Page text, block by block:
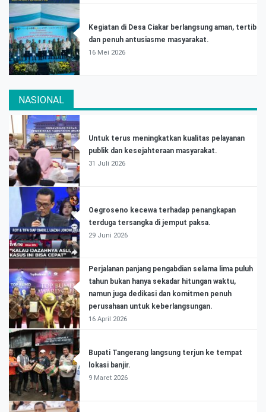
Kegiatan di Desa Ciakar berlangsung aman, tertib
dan penuh antusiasme masyarakat.
16 Mei 2026
NASIONAL
Untuk terus meningkatkan kualitas pelayanan
publik dan kesejahteraan masyarakat.
31 Juli 2026
Oegroseno kecewa terhadap penangkapan
terduga tersangka di jemput paksa.
29 Juni 2026
Perjalanan panjang pengabdian selama lima puluh
tahun bukan hanya sekadar hitungan waktu,
namun juga dedikasi dan komitmen penuh
perusahaan untuk keberlangsungan.
16 April 2026
Bupati Tangerang langsung terjun ke tempat
lokasi banjir.
9 Maret 2026